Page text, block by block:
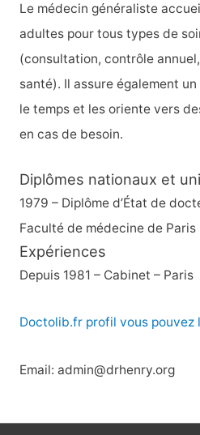
Le médecin généraliste
adultes pour tous types de
(consultation, contrôle
santé). Il assure également
le temps et les oriente vers
en cas de besoin.
Diplômes nationaux et
1979 – Diplôme d’État de
Faculté de médecine de Paris
Expériences
Depuis 1981 – Cabinet – Paris
Doctolib.fr profil vous pouvez
Email: admin@drhenry.org